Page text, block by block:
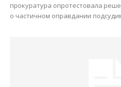
прокуратура опротестовала
о частичном оправдании